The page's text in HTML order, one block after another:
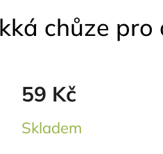
chůze pro
59 Kč
cena:
Skladem